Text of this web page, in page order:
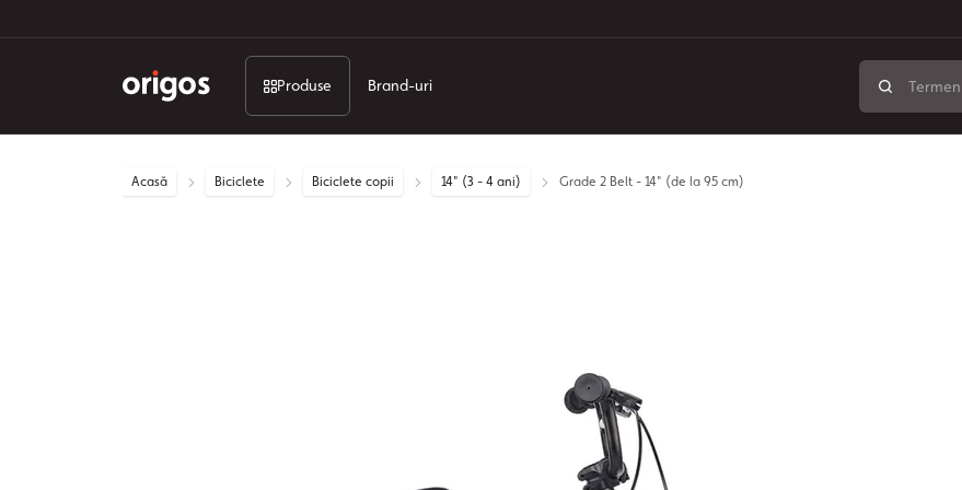
Produse Brand-uri
Acasă Biciclete Biciclete copii 14" (3 - 4 ani) Grade 2 Belt - 14" (de la 95 cm)